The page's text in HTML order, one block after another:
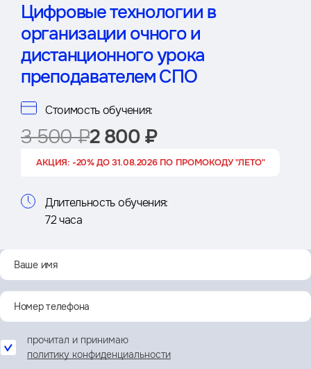
Цифровые технологии в
организации очного и
дистанционного урока
преподавателем СПО
Стоимость обучения:
3 500 ₽2 800 ₽
АКЦИЯ: -20% ДО 31.08.2026 ПО ПРОМОКОДУ "ЛЕТО"
Длительность обучения:
72 часа
прочитал и принимаю
политику конфиденциальности